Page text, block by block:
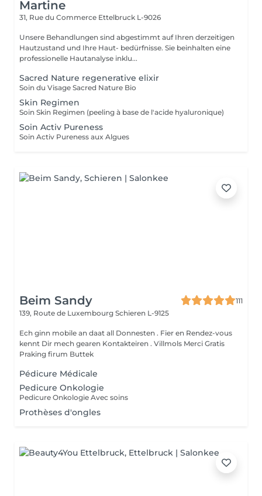
Martine
31, Rue du Commerce Ettelbruck L-9026
Unsere Behandlungen sind abgestimmt auf Ihren derzeitigen
Hautzustand und Ihre Haut- bedürfnisse. Sie beinhalten eine
professionelle Hautanalyse inklu...
Sacred Nature regenerative elixir
Soin du Visage Sacred Nature Bio
Skin Regimen
Soin Skin Regimen (peeling à base de l'acide hyaluronique)
Soin Activ Pureness
Soin Activ Pureness aux Algues
Beim Sandy
111
139, Route de Luxembourg Schieren L-9125
Ech ginn mobile an daat all Donnesten . Fier en Rendez-vous
kennt Dir mech gearen Kontakteiren . Villmols Merci Gratis
Praking firum Buttek
Pédicure Médicale
Pedicure Onkologie
Pedicure Onkologie Avec soins
Prothèses d'ongles